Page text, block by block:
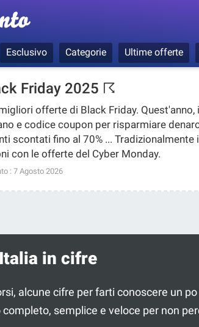
Esclusivo Categorie Ultime offerte
Friday 2025 ☈
offerte di Black Friday.
e codice coupon per risparmiare
scontati fino al 70% ... Tradizionalmente
con le offerte del Cyber Monday.
: 7 Agosto 2026
in cifre
alcune cifre per farti conoscere un
semplice e veloce per non